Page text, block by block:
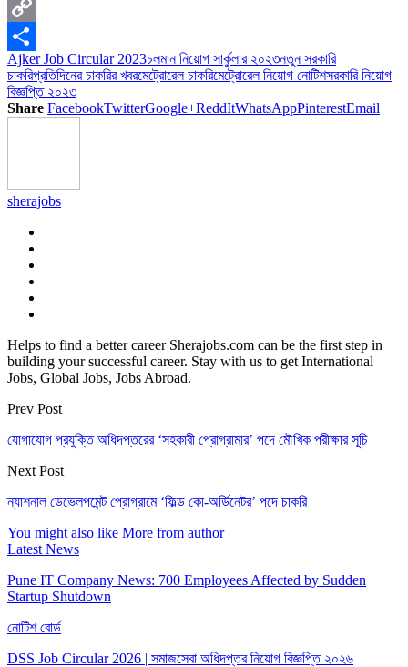
X
Copy
Link
Share
Ajker Job Circular 2023চলমান নিয়োগ সার্কুলার ২০২৩নতুন সরকারি
চাকরিপ্রতিদিনের চাকরির খবরমেট্রোরেল চাকরিমেট্রোরেল নিয়োগ নোটিশসরকারি নিয়োগ
বিজ্ঞপ্তি ২০২৩
Share FacebookTwitterGoogle+ReddItWhatsAppPinterestEmail
sherajobs
Helps to find a better career Sherajobs.com can be the first step in
building your successful career. Stay with us to get International
Jobs, Global Jobs, Jobs Abroad.
Prev Post
যােগাযােগ প্রযুক্তি অধিদপ্তরের ‘সহকারী প্রােগ্রামার’ পদে মৌখিক পরীক্ষার সূচি
Next Post
ন্যাশনাল ডেভেলপমেন্ট প্রোগ্রামে ‘ফিল্ড কো-অর্ডিনেটর’ পদে চাকরি
You might also like More from author
Latest News
Pune IT Company News: 700 Employees Affected by Sudden
Startup Shutdown
নোটিশ বোর্ড
DSS Job Circular 2026 | সমাজসেবা অধিদপ্তর নিয়োগ বিজ্ঞপ্তি ২০২৬